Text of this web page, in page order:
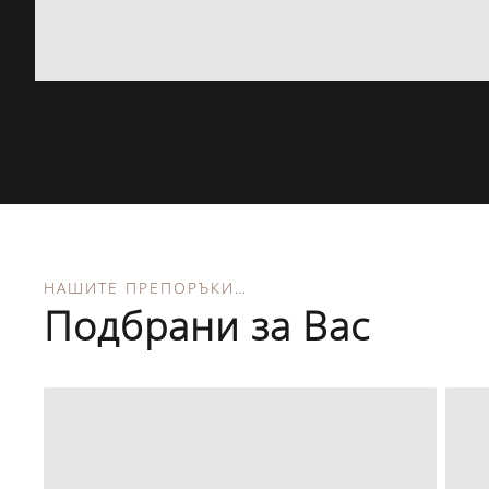
НАШИТЕ ПРЕПОРЪКИ…
Подбрани за Вас